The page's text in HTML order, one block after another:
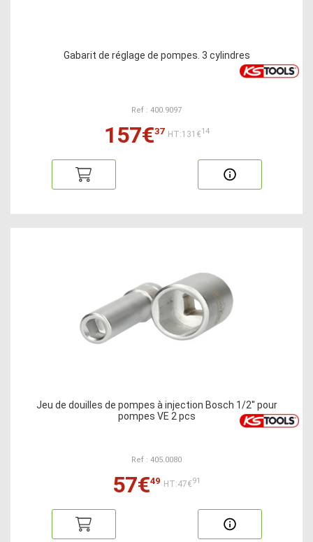
Gabarit de réglage de pompes. 3 cylindres
Ref : 400.9097
157€37 HT:131€14
Jeu de douilles de pompes à injection Bosch 1/2'' pour
pompes VE 2 pcs
Ref : 405.0080
57€49 HT:47€91